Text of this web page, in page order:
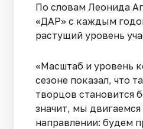
По словам Леонида
«ДАР» с каждым
растущий уровень
«Масштаб и уровень
сезоне показал, что
творцов становится
значит, мы
направлении: будем